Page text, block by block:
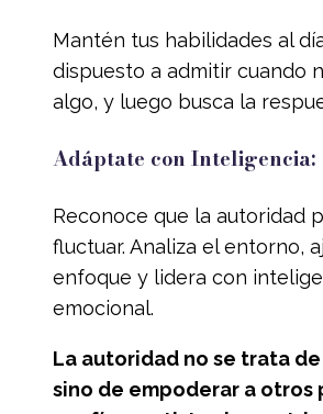
Mantén tus habilidades al
dispuesto a admitir cuando
algo, y luego busca la
Adáptate con Inteligencia:
Reconoce que la autoridad
fluctuar. Analiza el entorno,
enfoque y lidera con
emocional.
La autoridad no se trata de
sino de empoderar a otros